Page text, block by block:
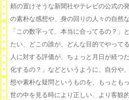
頼の置けそうな新聞社やテレビの公式の
の素朴な感想や、身の回りの人々の自然
「この数字って、本当に合ってるの？」
たい、どこの誰が、どんな目的でやって
人に対する評価が、ちょっと月日が経つ
化するの？」などというように、自分や
想や素朴な疑問というものを、もっとも
世の中を見る時により正しい、より客観